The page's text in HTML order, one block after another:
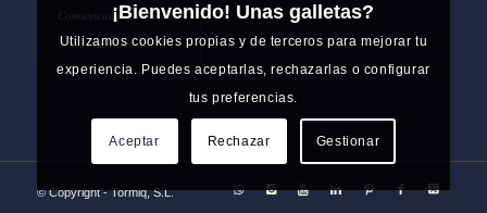
Comunicació Gràfica de
Catalunya
© Copyright - Tormiq, S.L.
¡Bienvenido! Unas galletas?
Utilizamos cookies propias y de terceros para mejorar tu
experiencia. Puedes aceptarlas, rechazarlas o configurar
tus preferencias.
Aceptar Rechazar Gestionar